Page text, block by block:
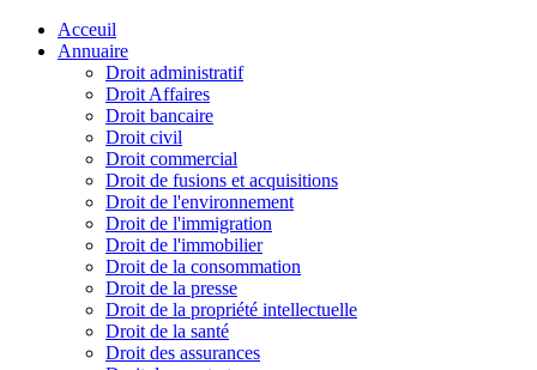
Acceuil
Annuaire
Droit administratif
Droit Affaires
Droit bancaire
Droit civil
Droit commercial
Droit de fusions et acquisitions
Droit de l'environnement
Droit de l'immigration
Droit de l'immobilier
Droit de la consommation
Droit de la presse
Droit de la propriété intellectuelle
Droit de la santé
Droit des assurances